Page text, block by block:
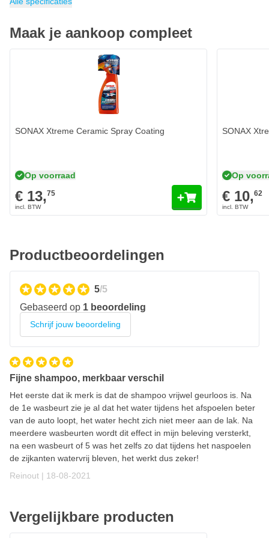
Maak je aankoop compleet
SONAX Xtreme Ceramic Spray Coating
Op voorraad
€ 13,75
SONAX
Op
€ 10,62
Productbeoordelingen
5/5
Gebaseerd op 1 beoordeling
Schrijf jouw beoordeling
Fijne shampoo, merkbaar verschil
Het eerste dat ik merk is dat de shampoo vrijwel geurloos is. Na
de 1e wasbeurt zie je al dat het water tijdens het afspoelen beter
van de auto loopt, het water hecht zich niet meer aan de lak. Na
meerdere wasbeurten wordt dit effect in mijn beleving versterkt,
na een wasbeurt of 5 was het zelfs zo dat tijdens het naspoelen
de zijkanten watervrij bleven, het werkt dus zeker!
Reinout | 18 augustus 2021
18-08-2021
Vergelijkbare producten